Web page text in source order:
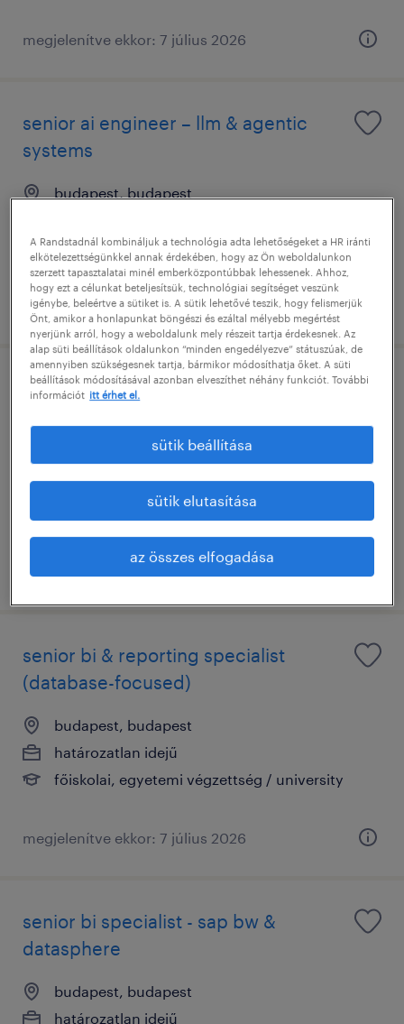
megjelenítve ekkor: 7 július 2026
senior ai engineer – llm & agentic
systems
budapest, budapest
főiskolai, egyetemi végzettség / university
megjelenítve ekkor: 7 július 2026
german speaking gl accountant
budapest, budapest
főiskolai, egyetemi végzettség / university
megjelenítve ekkor: 7 július 2026
senior bi & reporting specialist
(database-focused)
budapest, budapest
határozatlan idejű
főiskolai, egyetemi végzettség / university
megjelenítve ekkor: 7 július 2026
senior bi specialist - sap bw &
datasphere
budapest, budapest
határozatlan idejű
A Randstadnál kombináljuk a technológia adta lehetőségeket a HR iránti
elkötelezettségünkkel annak érdekében, hogy az Ön weboldalunkon
szerzett tapasztalatai minél emberközpontúbbak lehessenek. Ahhoz,
hogy ezt a célunkat beteljesítsük, technológiai segítséget veszünk
igénybe, beleértve a sütiket is. A sütik lehetővé teszik, hogy felismerjük
Önt, amikor a honlapunkat böngészi és ezáltal mélyebb megértést
nyerjünk arról, hogy a weboldalunk mely részeit tartja érdekesnek. Az
alap süti beállítások oldalunkon “minden engedélyezve” státuszúak, de
amennyiben szükségesnek tartja, bármikor módosíthatja őket. A süti
beállítások módosításával azonban elveszíthet néhány funkciót. További
információt itt érhet el.
sütik beállítása
sütik elutasítása
az összes elfogadása